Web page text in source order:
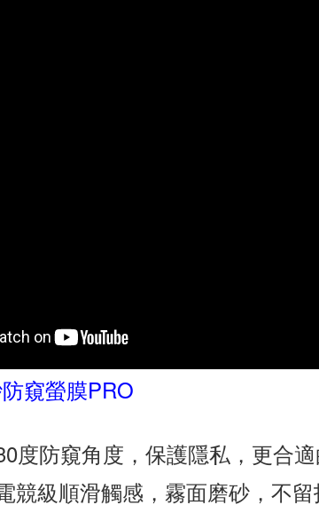
窺螢膜PRO
度防窺角度，保護隱私，更合
競級順滑觸感，霧面磨砂，不